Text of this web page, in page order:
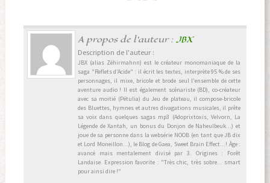
A propos de l'auteur :JBX
Description de l'auteur :
JBX (alias Zéhirmahnn) est le créateur monomaniaque de la
saga "Reflets d’Acide" : il écrit les textes, interprète 95 % de ses
personnages, il mixe, bricole et brode seul l'ensemble de cette
aventure audio ! Il est également scénariste (BD), co-créateur
avec sa moitié (Pétulia) du Jeu de plateau, il compose-bricole
des Bluettes, hymnes et autres divagations musicales, il prête
sa voix dans quelques sagas mp3 (Adoprixtoxis, Velvorn, La
Légende de Xantah, un bonus du Donjon de Naheulbeuk...) et
joue de sa personne dans la websérie NOOB (en tant que JB dix
et Lord Moneillon...), le Blog de Gaea, Sweet Brain Effect...! Âge :
avancé mais mentalement divisé par 3. Origines : Forêt
Landaise. Expression favorite : "Très chic, très sobre... smart
pour ainsi dire !"